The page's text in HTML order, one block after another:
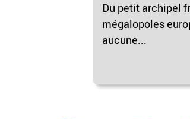
Du petit archipel
mégalopoles
aucune...